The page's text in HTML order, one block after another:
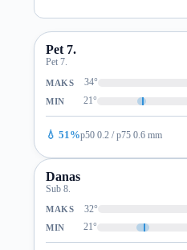
Pet 7.
Pet 7.
MAKS 34°
MIN 21°
💧 51%p50 0.2 / p75 0.6 mm
Danas
Sub 8.
MAKS 32°
MIN 21°